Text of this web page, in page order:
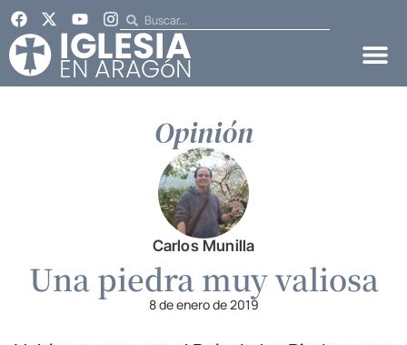
Opinión
Carlos Munilla
Una piedra muy valiosa
8 de enero de 2019